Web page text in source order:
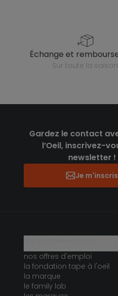
échange et
sur toute la saison
Gardez le contact
l’Oeil, inscrivez-
newsletter !
Je m'inscris
nos offres d'emploi
la fondation tape à l'oeil
la marque
le family lab